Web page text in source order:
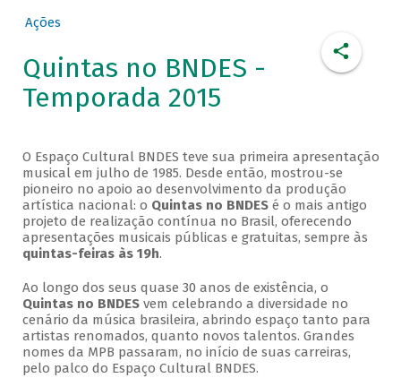
Ações
Quintas no BNDES -
Temporada 2015
O Espaço Cultural BNDES teve sua primeira apresentação
musical em julho de 1985. Desde então, mostrou-se
pioneiro no apoio ao desenvolvimento da produção
artística nacional: o Quintas no BNDESé o mais antigo
projeto de realização contínua no Brasil, oferecendo
apresentações musicais públicas e gratuitas, sempre às
quintas-feiras às 19h.
Ao longo dos seus quase 30 anos de existência, o
Quintas no BNDESvem celebrando a diversidade no
cenário da música brasileira, abrindo espaço tanto para
artistas renomados, quanto novos talentos. Grandes
nomes da MPB passaram, no início de suas carreiras,
pelo palco do Espaço Cultural BNDES.